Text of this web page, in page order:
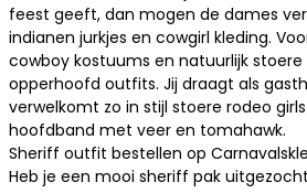
feest geeft, dan mogen de dames
indianen jurkjes en cowgirl kleding.
cowboy kostuums en natuurlijk stoere
opperhoofd outfits. Jij draagt als
verwelkomt zo in stijl stoere rodeo
hoofdband met veer en tomahawk.
Sheriff outfit bestellen op
Heb je een mooi sheriff pak